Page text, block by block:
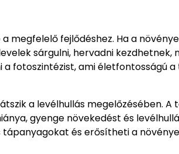
megfelelő fejlődéshez. Ha a
sárgulni, hervadni kezdhetnek,
fotoszintézist, ami életfontosságú a
a levélhullás megelőzésében.
gyenge növekedést és
és erősítheti a